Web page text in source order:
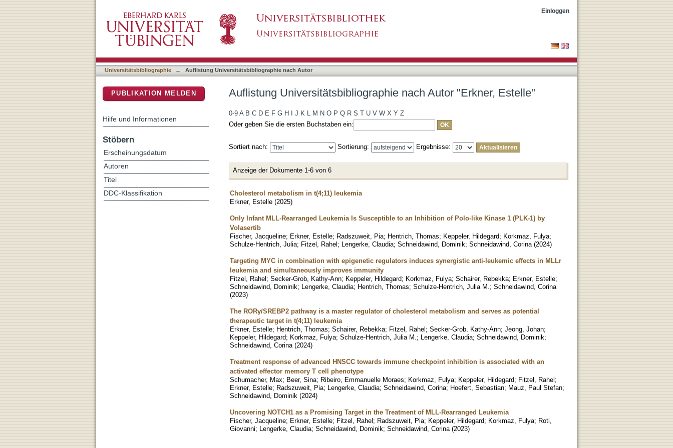
Einloggen
Universitätsbibliographie → Auflistung Universitätsbibliographie nach Autor
Auflistung Universitätsbibliographie nach Autor "Erkner, Estelle"
0-9 A B C D E F G H J K L M N O P Q R S T U V W X Y Z
Oder geben Sie die ersten Buchstaben ein:
Sortiert nach: Sortierung: Ergebnisse:
Anzeige der Dokumente 1-6 von 6
Cholesterol metabolism in t(4;11) leukemia
Erkner, Estelle (2025)
Only Infant MLL-Rearranged Leukemia Is Susceptible to an Inhibition of Polo-like Kinase 1 (PLK-1) by
Volasertib
Fischer, Jacqueline; Erkner, Estelle; Radszuweit, Pia; Hentrich, Thomas; Keppeler, Hildegard; Korkmaz, Fulya;
Schulze-Hentrich, Julia; Fitzel, Rahel; Lengerke, Claudia; Schneidawind, Dominik; Schneidawind, Corina (2024)
Targeting MYC in combination with epigenetic regulators induces synergistic anti-leukemic effects in MLLr
leukemia and simultaneously improves immunity
Fitzel, Rahel; Secker-Grob, Kathy-Ann; Keppeler, Hildegard; Korkmaz, Fulya; Schairer, Rebekka; Erkner, Estelle;
Schneidawind, Dominik; Lengerke, Claudia; Hentrich, Thomas; Schulze-Hentrich, Julia M. ; Schneidawind, Corina
(2023)
The RORγ/SREBP2 pathway is a master regulator of cholesterol metabolism and serves as potential
therapeutic target in t(4;11) leukemia
Erkner, Estelle; Hentrich, Thomas; Schairer, Rebekka; Fitzel, Rahel; Secker-Grob, Kathy-Ann; Jeong, Johan;
Keppeler, Hildegard; Korkmaz, Fulya; Schulze-Hentrich, Julia M. ; Lengerke, Claudia; Schneidawind, Dominik;
Schneidawind, Corina (2024)
Treatment response of advanced HNSCC towards immune checkpoint inhibition is associated with an
activated effector memory T cell phenotype
Schumacher, Max; Beer, Sina; Ribeiro, Emmanuelle Moraes; Korkmaz, Fulya; Keppeler, Hildegard; Fitzel, Rahel;
Erkner, Estelle; Radszuweit, Pia; Lengerke, Claudia; Schneidawind, Corina; Hoefert, Sebastian; Mauz, Paul Stefan;
Schneidawind, Dominik (2024)
Uncovering NOTCH1 as a Promising Target in the Treatment of MLL-Rearranged Leukemia
Fischer, Jacqueline; Erkner, Estelle; Fitzel, Rahel; Radszuweit, Pia; Keppeler, Hildegard; Korkmaz, Fulya; Roti,
Giovanni; Lengerke, Claudia; Schneidawind, Dominik; Schneidawind, Corina (2023)
PUBLIKATION MELDEN
Hilfe und Informationen
Stöbern
Erscheinungsdatum
Autoren
Titel
DDC-Klassifikation